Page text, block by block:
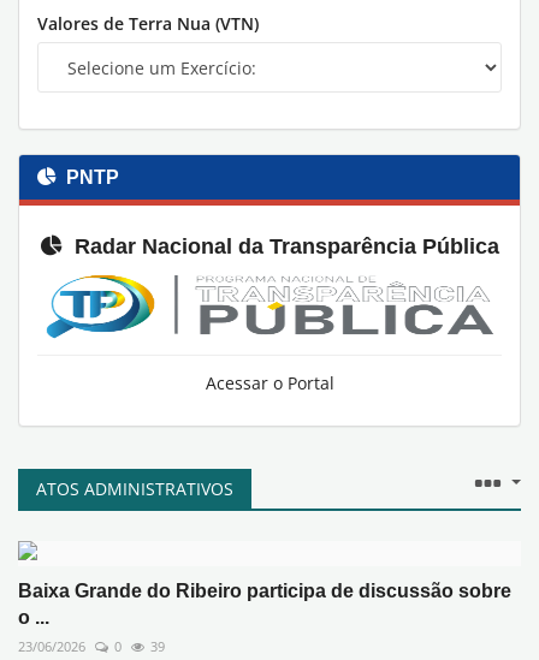
Valores de Terra Nua (VTN)
PNTP
Radar Nacional da Transparência Pública
Acessar o Portal
ATOS ADMINISTRATIVOS
Baixa Grande do Ribeiro participa de discussão sobre
o ...
23/06/2026 0 39